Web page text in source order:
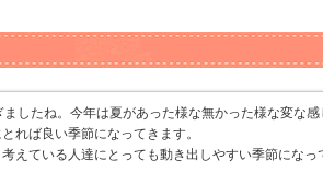
したね。今年は夏があった様な無かった様な変な感
れば良い季節になってきます。
えている人達にとっても動き出しやすい季節になっ